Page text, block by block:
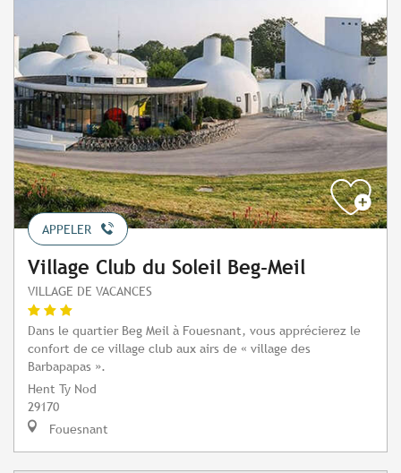
APPELER
Village Club du Soleil Beg-Meil
VILLAGE DE VACANCES
Dans le quartier Beg Meil à Fouesnant, vous apprécierez le
confort de ce village club aux airs de « village des
Barbapapas ».
Hent Ty Nod
29170
Fouesnant